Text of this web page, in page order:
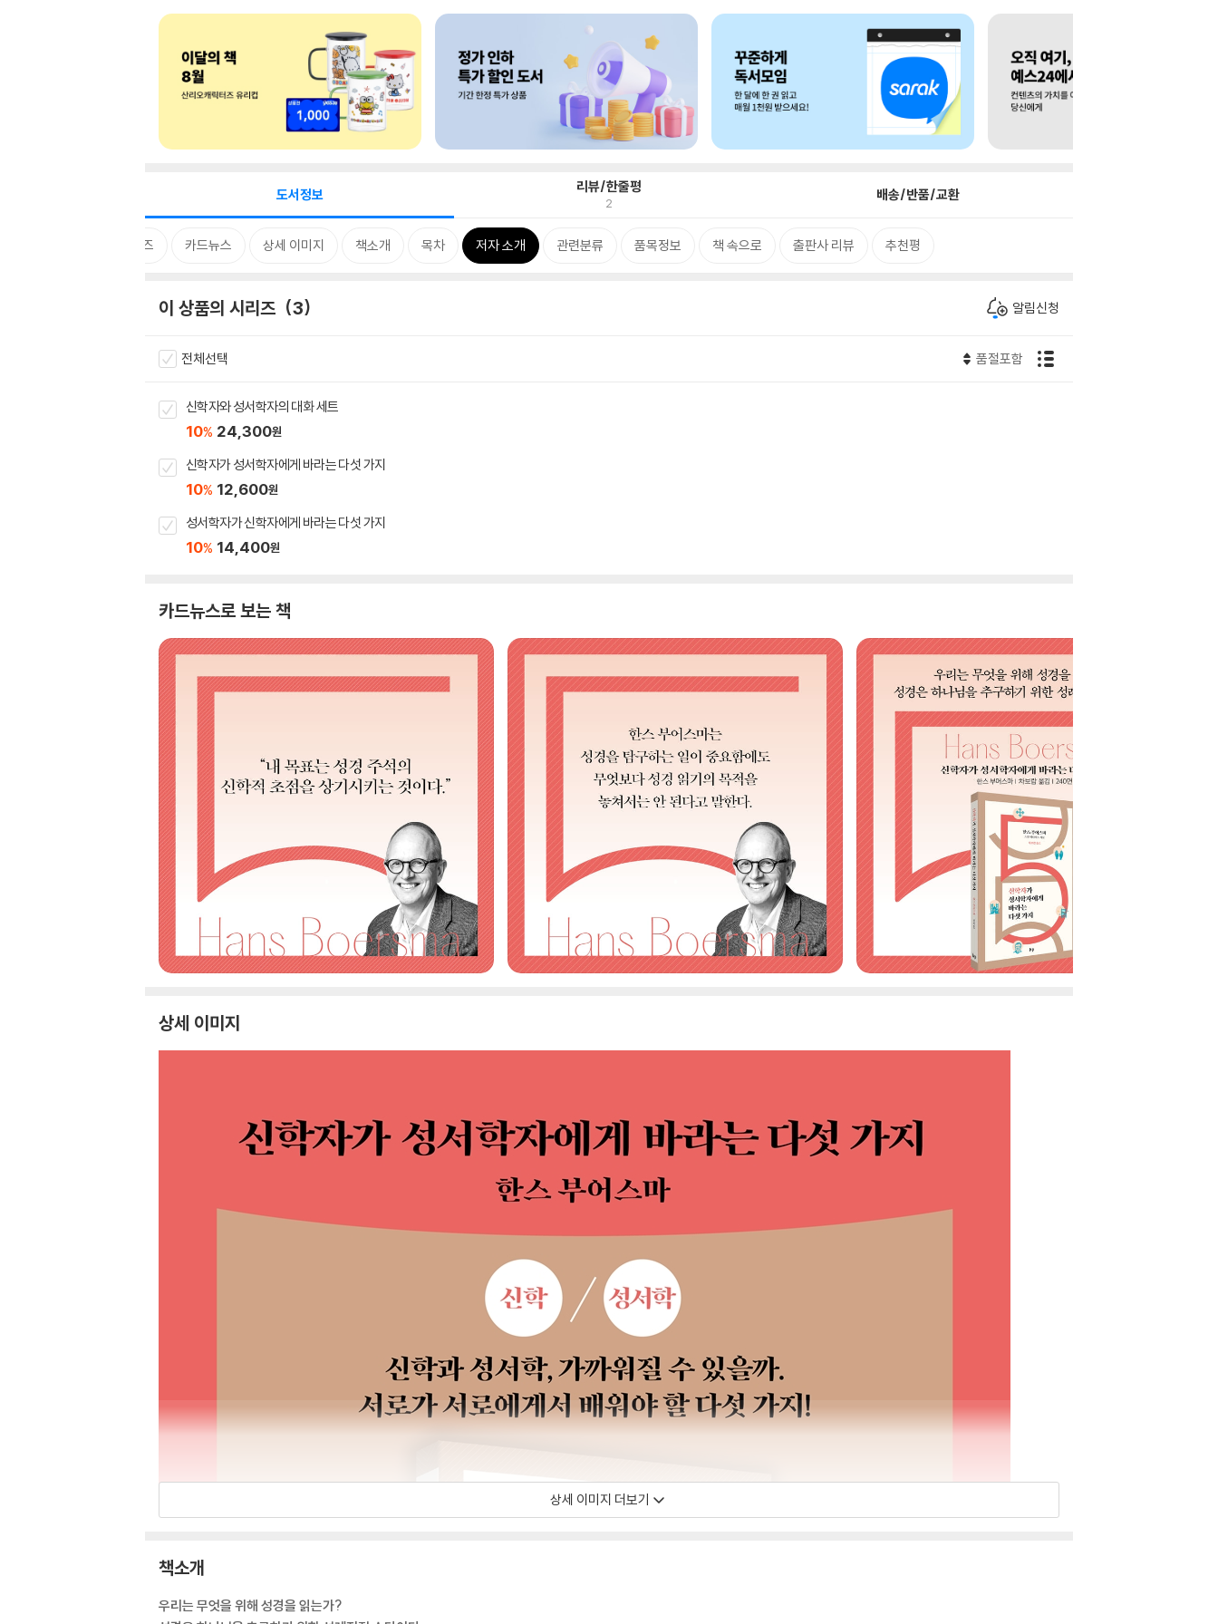
도서정보 리뷰/한줄평
2 배송/반품/교환
시리즈 카드뉴스 상세 이미지 책소개 목차 저자 소개 관련분류 품목정보 책 속으로 출판사 리뷰 추천평
이 상품의 시리즈 3 알림신청
전체선택 품절포함
신학자와 성서학자의 대화 세트
10% 24,300원
신학자가 성서학자에게 바라는 다섯 가지
10% 12,600원
성서학자가 신학자에게 바라는 다섯 가지
10% 14,400원
카드뉴스로 보는 책
상세 이미지
상세 이미지 더보기
책소개
우리는 무엇을 위해 성경을 읽는가?